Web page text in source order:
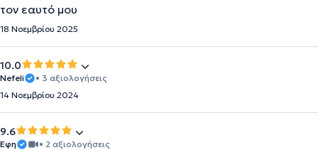
τον εαυτό μου
18 Νοεμβρίου 2025
10.0
Nefeli
• 3 αξιολογήσεις
14 Νοεμβρίου 2024
9.6
Eφη
• 2 αξιολογήσεις